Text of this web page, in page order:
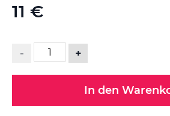
11 €
- +
In den